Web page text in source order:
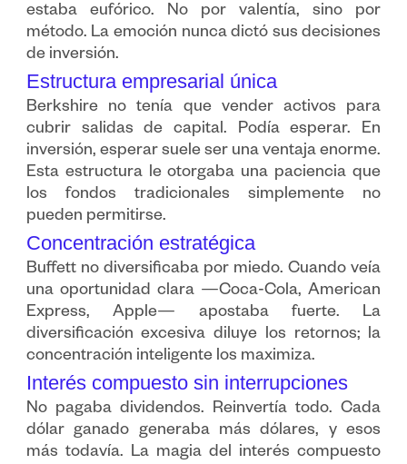
estaba eufórico. No por valentía, sino por
método. La emoción nunca dictó sus decisiones
de inversión.
Estructura empresarial única
Berkshire no tenía que vender activos para
cubrir salidas de capital. Podía esperar. En
inversión, esperar suele ser una ventaja enorme.
Esta estructura le otorgaba una paciencia que
los fondos tradicionales simplemente no
pueden permitirse.
Concentración estratégica
Buffett no diversificaba por miedo. Cuando veía
una oportunidad clara —Coca-Cola, American
Express, Apple— apostaba fuerte. La
diversificación excesiva diluye los retornos; la
concentración inteligente los maximiza.
Interés compuesto sin interrupciones
No pagaba dividendos. Reinvertía todo. Cada
dólar ganado generaba más dólares, y esos
más todavía. La magia del interés compuesto